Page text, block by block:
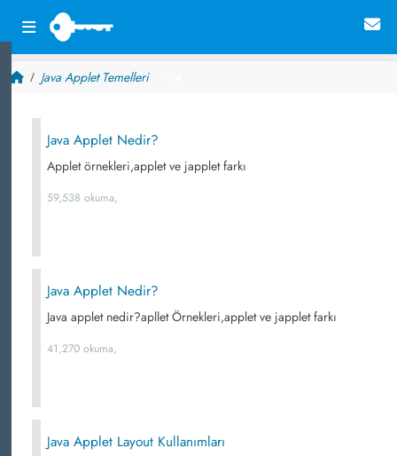
Java Applet Temelleri
Java Applet Nedir?
Applet örnekleri,applet ve japplet farkı
59,538 okuma,
Java Applet Nedir?
Java applet nedir?apllet Örnekleri,applet ve japplet farkı
41,270 okuma,
Java Applet Layout Kullanımları